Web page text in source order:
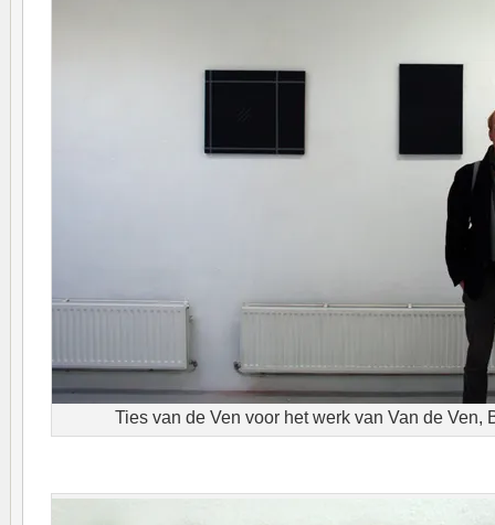
Ties van de Ven voor het werk van Van de Ven,